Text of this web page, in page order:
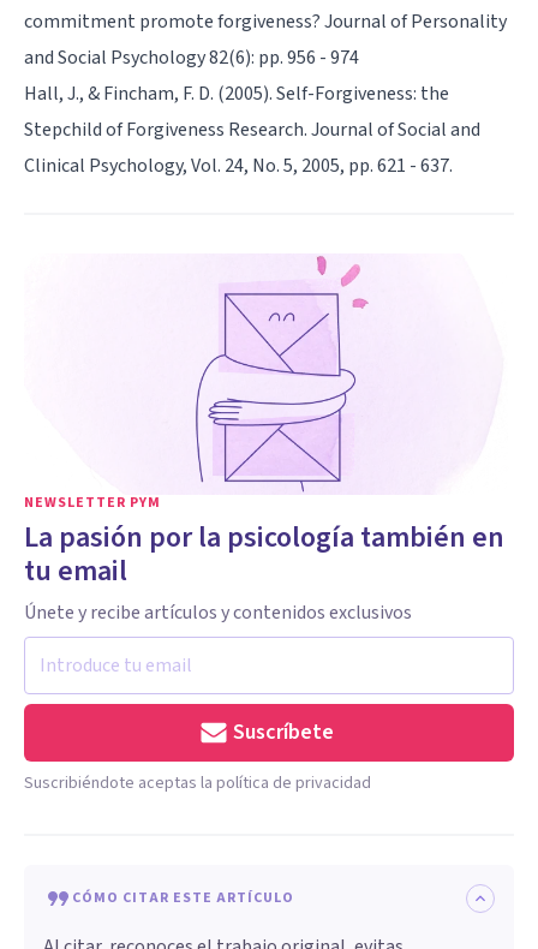
commitment promote forgiveness? Journal of Personality
and Social Psychology 82(6): pp. 956 - 974
Hall, J., & Fincham, F. D. (2005). Self-Forgiveness: the
Stepchild of Forgiveness Research. Journal of Social and
Clinical Psychology, Vol. 24, No. 5, 2005, pp. 621 - 637.
NEWSLETTER PYM
La pasión por la psicología también en
tu email
Únete y recibe artículos y contenidos exclusivos
Suscríbete
Suscribiéndote aceptas la política de privacidad
CÓMO CITAR ESTE ARTÍCULO